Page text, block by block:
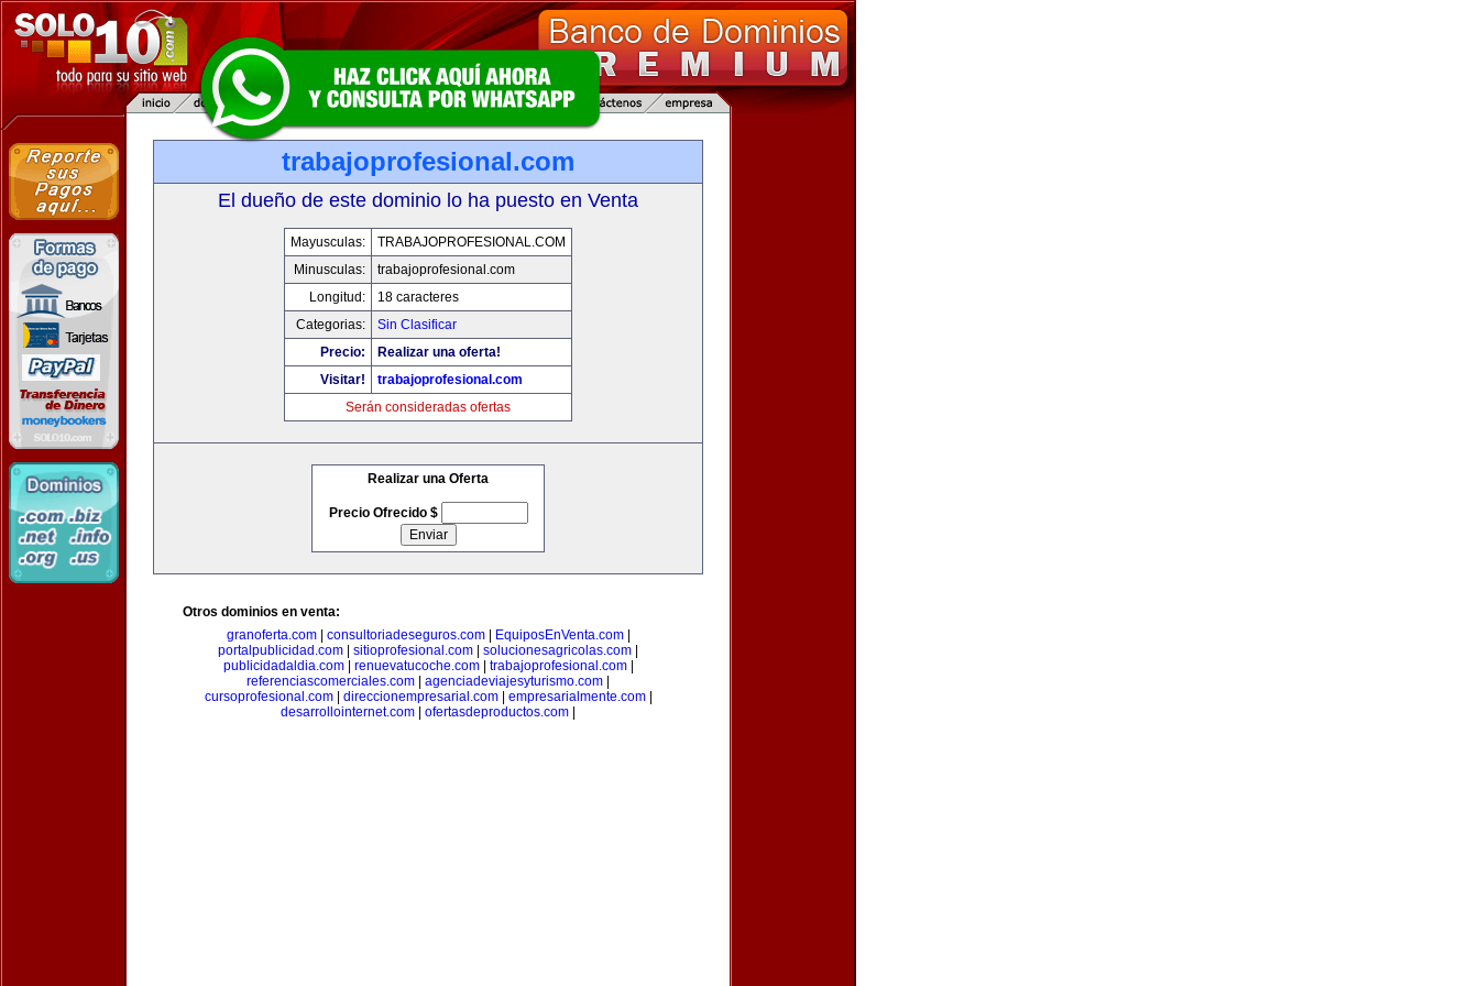
trabajoprofesional.com
El dueño de este dominio lo ha puesto en Venta
Mayusculas:
TRABAJOPROFESIONAL.COM
Minusculas:
trabajoprofesional.com
Longitud:
18 caracteres
Categorias:
Sin Clasificar
Precio:
Realizar una oferta!
Visitar!
trabajoprofesional.com
Serán consideradas ofertas
Realizar una Oferta
Precio Ofrecido $
Otros dominios en venta:
granoferta.com| consultoriadeseguros.com| EquiposEnVenta.com|
portalpublicidad.com
sitioprofesional.com solucionesagricolas.com
publicidadaldia.com| renuevatucoche.com| trabajoprofesional.com|
referenciascomerciales.com
agenciadeviajesyturismo.com
cursoprofesional.com| direccionempresarial.com| empresarialmente.com|
desarrollointernet.com
ofertasdeproductos.com